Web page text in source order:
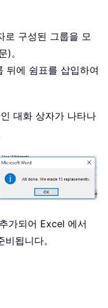
로 구성된 그룹을 모
)。
뒤에 쉼표를 삽입하여
대화 상자가 나타나
가되어 Excel 에서
됩니다。